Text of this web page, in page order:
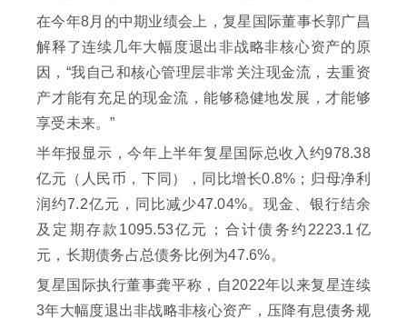
在今年8月的中期业绩会上，复星国际董事长郭广昌
解释了连续几年大幅度退出非战略非核心资产的原
因，“我自己和核心管理层非常关注现金流，去重资
产才能有充足的现金流，能够稳健地发展，才能够
享受未来。”
半年报显示，今年上半年复星国际总收入约978.38
亿元（人民币，下同），同比增长0.8%；归母净利
润约7.2亿元，同比减少47.04%。现金、银行结余
及定期存款1095.53亿元；合计债务约2223.1亿
元，长期债务占总债务比例为47.6%。
复星国际执行董事龚平称，自2022年以来复星连续
3年大幅度退出非战略非核心资产，压降有息债务规